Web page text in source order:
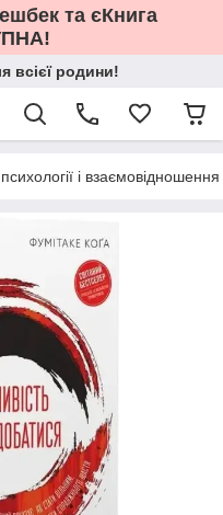
та єКнига
всієї родини!
і взаємовідношення